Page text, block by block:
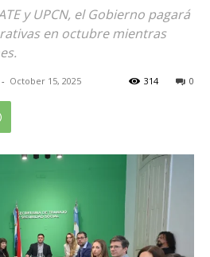
y UPCN, el Gobierno pagará
en octubre mientras
- October 15, 2025 0
314